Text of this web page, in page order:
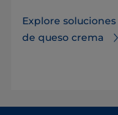
Explore
de queso crema